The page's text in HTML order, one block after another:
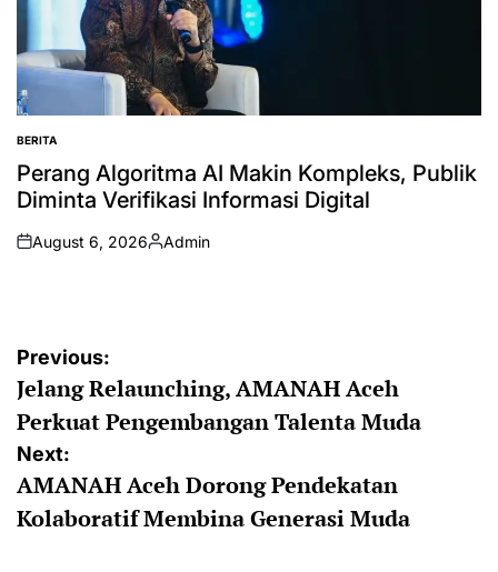
POSTED
IN
BERITA
Perang Algoritma AI Makin Kompleks, Publik
Diminta Verifikasi Informasi Digital
on
August 6, 2026
Posted
Admin
Post
navigation
Previous:
Jelang Relaunching, AMANAH Aceh
Perkuat Pengembangan Talenta Muda
Next:
AMANAH Aceh Dorong Pendekatan
Kolaboratif Membina Generasi Muda